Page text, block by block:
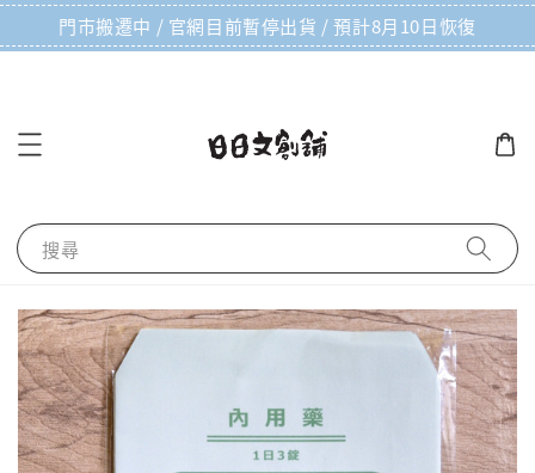
門市搬遷中 / 官網目前暫停出貨 / 預計8月10日恢復
搜尋